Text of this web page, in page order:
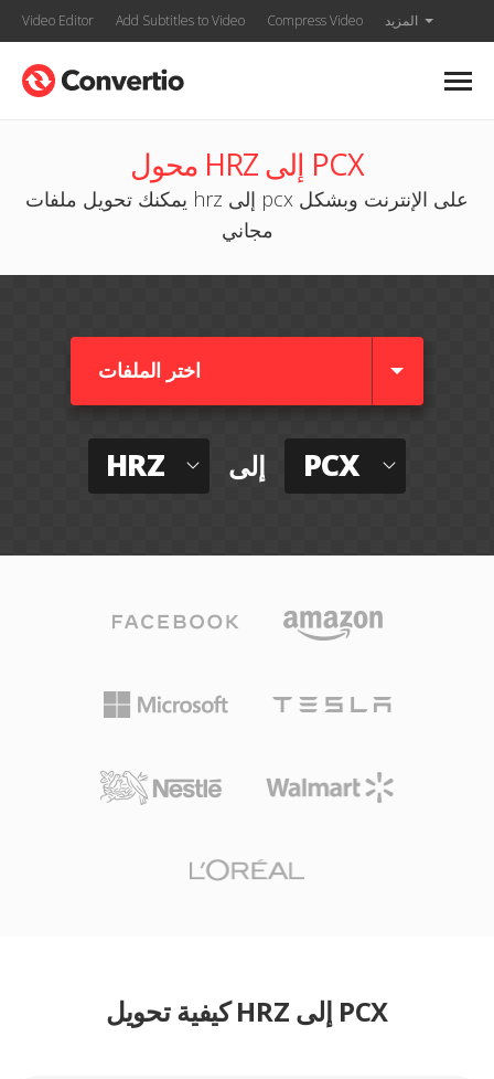
Video Editor Add Subtitles to Video Compress Video المزيد
محول HRZ إلى PCX
يمكنك تحويل ملفات hrz إلى pcx على الإنترنت وبشكل
مجاني
اختر الملفات
HRZ إلى PCX
كيفية تحويل HRZ إلى PCX